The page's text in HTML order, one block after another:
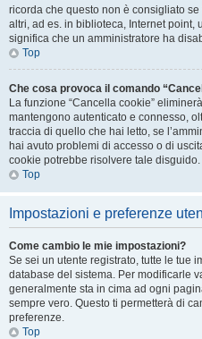
ricorda che questo non è consigliato
altri, ad es. in biblioteca, Internet point,
significa che un amministratore ha
Top
Che cosa provoca il comando
La funzione “Cancella cookie”
mantengono autenticato e connesso,
traccia di quello che hai letto, se
hai avuto problemi di accesso o di
cookie potrebbe risolvere tale disguido.
Top
Impostazioni e preferenze
Come cambio le mie impostazioni?
Se sei un utente registrato, tutte le tue
database del sistema. Per modificarle
generalmente sta in cima ad ogni
sempre vero. Questo ti permetterà di
preferenze.
Top